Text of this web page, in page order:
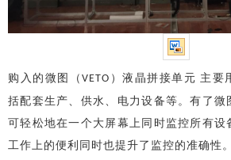
购入的微图（VETO ）液晶拼接单元 主要
括配套生产、供水、电力设备等。有了微
可轻松地在一个大屏幕上同时监控所有设
工作上的便利同时也提升了监控的准确性。